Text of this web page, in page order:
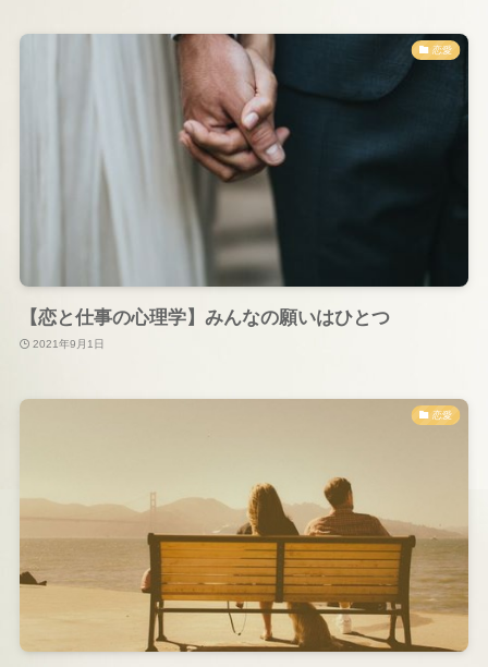
恋愛
【恋と仕事の心理学】みんなの願いはひとつ
2021年9月1日
恋愛